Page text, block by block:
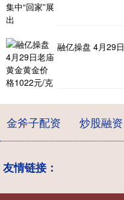
融亿操盘 4月29
金斧子配资 炒股融资
友情链接：